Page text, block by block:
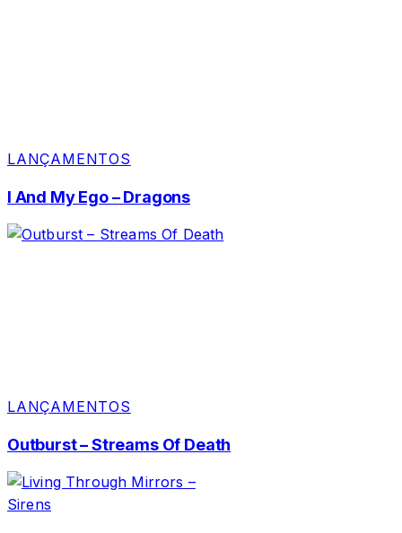
LANÇAMENTOS
I And My Ego – Dragons
LANÇAMENTOS
Outburst – Streams Of Death